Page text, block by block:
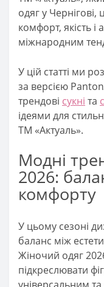
одяг у
комфорт, якість і
міжнародним
У цій статті ми
за версією
трендові сукні та
ідеями для
ТМ «Актуаль».
Модні
2026:
комфорту
У цьому сезоні
баланс між
Жіночий одяг
підкреслювати